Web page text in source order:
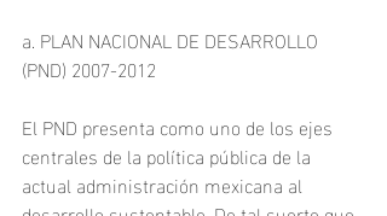
a. PLAN NACIONAL DE DESARROLLO
(PND) 2007-2012
El PND presenta como uno de los ejes
centrales de la política pública de la
actual administración mexicana al